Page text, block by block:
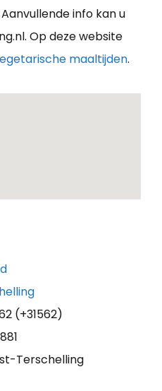
info kan u
Op deze website
maaltijden.
(+31562)
Terschelling